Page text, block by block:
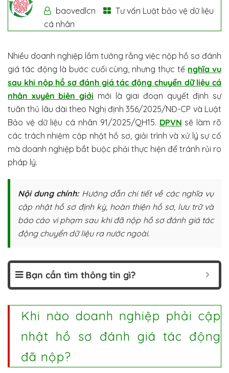
baovedlcn
Tư vấn Luật bảo vệ dữ liệu
cá nhân
Nhiều doanh nghiệp lầm tưởng rằng việc nộp hồ sơ đánh
giá tác động là bước cuối cùng, nhưng thực tế nghĩa vụ
sau khi nộp hồ sơ đánh giá tác động chuyển dữ liệu cá
nhân xuyên biên giới mới là giai đoạn quyết định sự
tuân thủ lâu dài theo Nghị định 356/2025/NĐ-CP và Luật
Bảo vệ dữ liệu cá nhân 91/2025/QH15. DPVN sẽ làm rõ
các trách nhiệm cập nhật hồ sơ, giải trình và xử lý sự cố
mà doanh nghiệp bắt buộc phải thực hiện để tránh rủi ro
pháp lý.
Nội dung chính:Hướng dẫn chi tiết về các nghĩa vụ
cập nhật hồ sơ định kỳ, hoàn thiện hồ sơ, lưu trữ và
báo cáo vi phạm sau khi đã nộp hồ sơ đánh giá tác
động chuyển dữ liệu ra nước ngoài.
Bạn cần tìm thông tin gì?
Khi nào doanh nghiệp phải cập
nhật hồ sơ đánh giá tác động
đã nộp?